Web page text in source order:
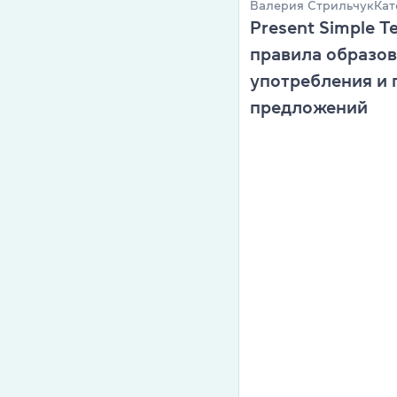
Валерия Стрильчук
Present Simple
правила
употребления и
предложений